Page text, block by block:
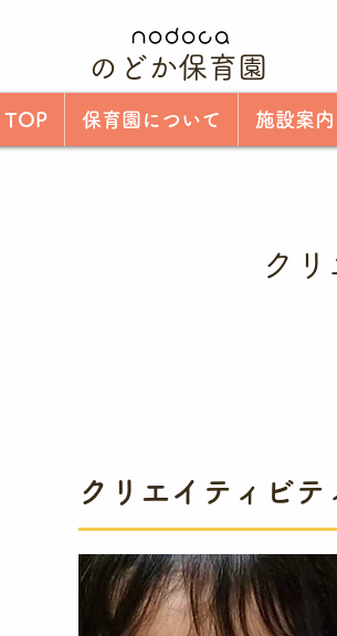
のどか保育園
TOP 保育園について 施設案内
ク
クリエイティビテ